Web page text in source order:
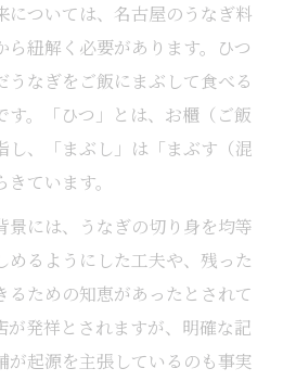
については、名古屋のうなぎ料
ら紐解く必要があります。ひつ
うなぎをご飯にまぶして食べる
す。「ひつ」とは、お櫃（ご飯
し、「まぶし」は「まぶす（混
ています。
景には、うなぎの切り身を均等
めるようにした工夫や、残った
るための知恵があったとされて
が発祥とされますが、明確な記
が起源を主張しているのも事実